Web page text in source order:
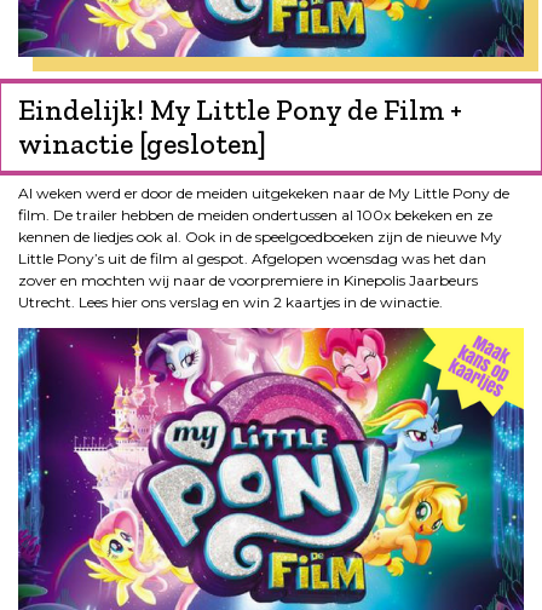
Eindelijk! My Little Pony de Film +
winactie [gesloten]
Al weken werd er door de meiden uitgekeken naar de My Little Pony de
film. De trailer hebben de meiden ondertussen al 100x bekeken en ze
kennen de liedjes ook al. Ook in de speelgoedboeken zijn de nieuwe My
Little Pony’s uit de film al gespot. Afgelopen woensdag was het dan
zover en mochten wij naar de voorpremiere in Kinepolis Jaarbeurs
Utrecht. Lees hier ons verslag en win 2 kaartjes in de winactie.